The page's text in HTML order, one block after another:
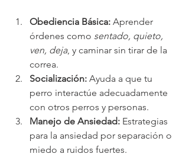
Obediencia Básica: Aprender
órdenes como sentado, quieto,
ven, deja, y caminar sin tirar de la
correa.
Socialización: Ayuda a que tu
perro interactúe adecuadamente
con otros perros y personas.
Manejo de Ansiedad: Estrategias
para la ansiedad por separación o
miedo a ruidos fuertes.